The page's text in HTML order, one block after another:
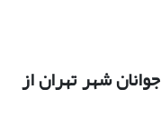
شهر تهران از